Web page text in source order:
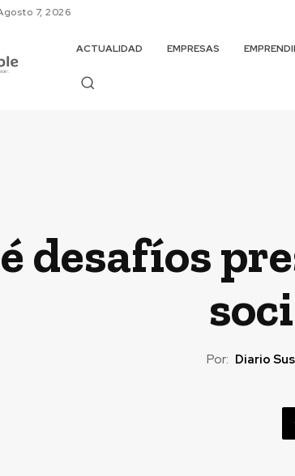
7, 2026
ACTUALIDAD EMPRESAS
desafíos
Por: Diario